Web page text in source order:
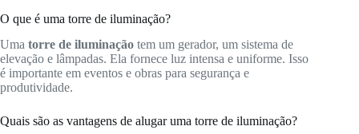
O que é uma torre de iluminação?
Uma torre de iluminação tem um gerador, um sistema de
elevação e lâmpadas. Ela fornece luz intensa e uniforme. Isso
é importante em eventos e obras para segurança e
produtividade.
Quais são as vantagens de alugar uma torre de iluminação?